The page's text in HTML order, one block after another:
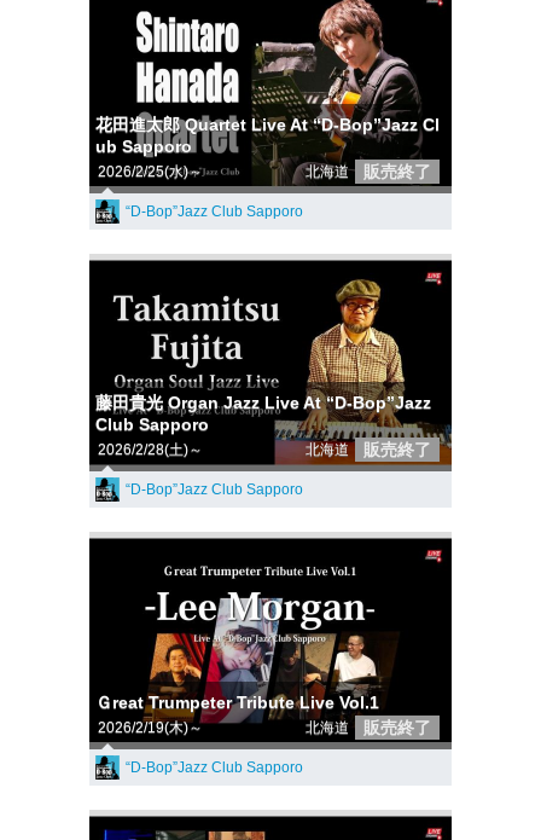
花田進太郎 Quartet Live At “D-Bop”Jazz Cl
ub Sapporo
2026/2/25(水)～ 北海道 販売終了
“D-Bop”Jazz Club Sapporo
藤田貴光 Organ Jazz Live At “D-Bop”Jazz
Club Sapporo
2026/2/28(土)～ 北海道 販売終了
“D-Bop”Jazz Club Sapporo
Ｇreat Trumpeter Tribute Live Vol.1
2026/2/19(木)～ 北海道 販売終了
“D-Bop”Jazz Club Sapporo